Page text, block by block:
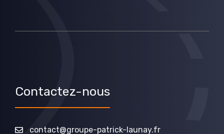
Contactez-nous
contact@groupe-patrick-launay.fr